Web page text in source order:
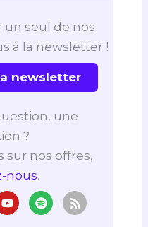
un seul de nos
à la newsletter !
newsletter
une
?
sur nos offres,
nous.
Y
o
S
p
R
s